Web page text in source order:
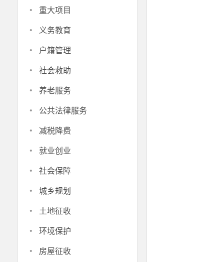
· 重大项目
· 义务教育
· 户籍管理
· 社会救助
· 养老服务
· 公共法律服务
· 减税降费
· 就业创业
· 社会保障
· 城乡规划
· 土地征收
· 环境保护
· 房屋征收